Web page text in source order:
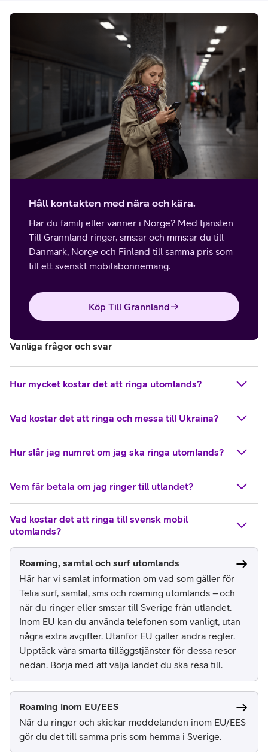
Håll kontakten med nära och kära.
Har du familj eller vänner i Norge? Med tjänsten
Till Grannland ringer, sms:ar och mms:ar du till
Danmark, Norge och Finland till samma pris som
till ett svenskt mobilabonnemang.
Köp Till Grannland
Vanliga frågor och svar
Hur mycket kostar det att ringa utomlands?
Vad kostar det att ringa och messa till Ukraina?
Hur slår jag numret om jag ska ringa utomlands?
Vem får betala om jag ringer till utlandet?
Vad kostar det att ringa till svensk mobil
utomlands?
Roaming, samtal och surf utomlands
Här har vi samlat information om vad som gäller för
Telia surf, samtal, sms och roaming utomlands – och
när du ringer eller sms:ar till Sverige från utlandet.
Inom EU kan du använda telefonen som vanligt, utan
några extra avgifter. Utanför EU gäller andra regler.
Upptäck våra smarta tilläggstjänster för dessa resor
nedan. Börja med att välja landet du ska resa till.
Roaming inom EU/EES
När du ringer och skickar meddelanden inom EU/EES
gör du det till samma pris som hemma i Sverige.